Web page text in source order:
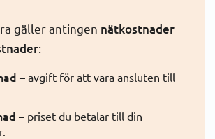
gasmätare
gäller antingen nätkostnader
:
– avgift för att vara ansluten till
– priset du betalar till din